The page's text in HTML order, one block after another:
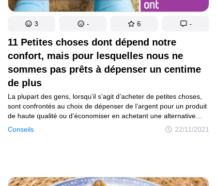
11 Petites choses dont dépend notre
confort, mais pour lesquelles nous ne
sommes pas prêts à dépenser un centime
de plus
Conseils 22/11/2021
La plupart des gens, lorsqu’il s’agit d’acheter de petites choses,
sont confrontés au choix de dépenser de l’argent pour un produit
de haute qualité ou d’économiser en achetant une alternative
moins chère. On pourrait se dire par exemple : “Ce ne sont que
des pantoufles pour la maison — peu importe à quoi elles
3 - 6 -